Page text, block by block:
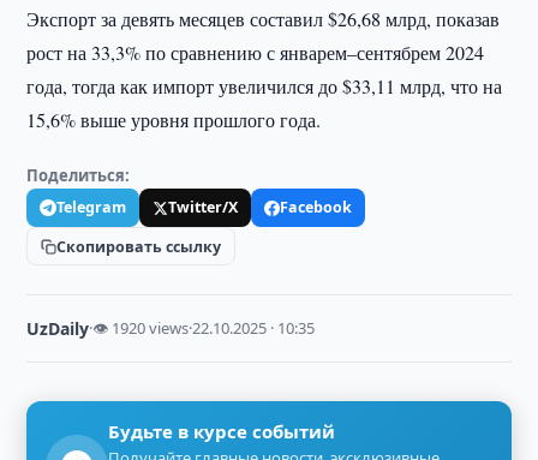
Экспорт за девять месяцев составил $26,68 млрд, показав
рост на 33,3% по сравнению с январем–сентябрем 2024
года, тогда как импорт увеличился до $33,11 млрд, что на
15,6% выше уровня прошлого года.
Поделиться:
Telegram Twitter/X
Facebook
Скопировать ссылку
UzDaily·👁 1920 views·22.10.2025 · 10:35
Будьте в курсе событий